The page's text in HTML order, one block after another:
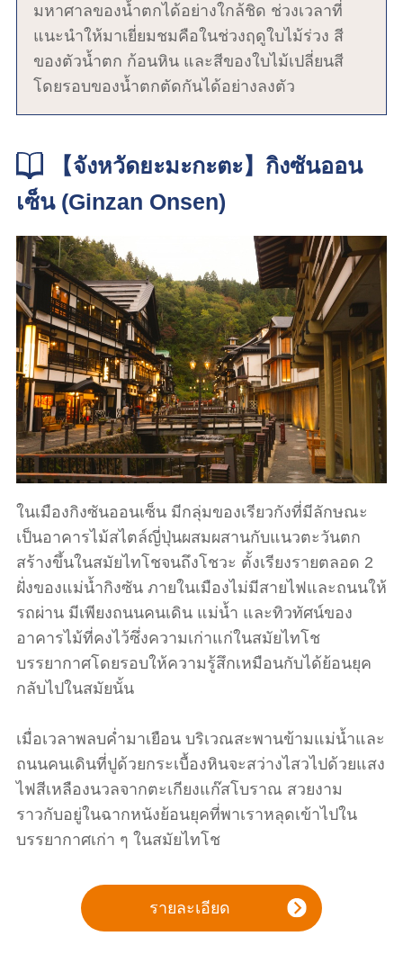
มหาศาลของน้ำตกได้อย่างใกล้ชิด ช่วงเวลาที่
แนะนำให้มาเยี่ยมชมคือในช่วงฤดูใบไม้ร่วง สี
ของตัวน้ำตก ก้อนหิน และสีของใบไม้เปลี่ยนสี
โดยรอบของน้ำตกตัดกันได้อย่างลงตัว
【จังหวัดยะมะกะตะ】กิงซันออน
เซ็น (Ginzan Onsen)
ในเมืองกิงซันออนเซ็น มีกลุ่มของเรียวกังที่มีลักษณะ
เป็นอาคารไม้สไตล์ญี่ปุ่นผสมผสานกับแนวตะวันตก
สร้างขึ้นในสมัยไทโชจนถึงโชวะ ตั้งเรียงรายตลอด 2
ฝั่งของแม่น้ำกิงซัน ภายในเมืองไม่มีสายไฟและถนนให้
รถผ่าน มีเพียงถนนคนเดิน แม่น้ำ และทิวทัศน์ของ
อาคารไม้ที่คงไว้ซึ่งความเก่าแก่ในสมัยไทโช
บรรยากาศโดยรอบให้ความรู้สึกเหมือนกับได้ย้อนยุค
กลับไปในสมัยนั้น
เมื่อเวลาพลบค่ำมาเยือน บริเวณสะพานข้ามแม่น้ำและ
ถนนคนเดินที่ปูด้วยกระเบื้องหินจะสว่างไสวไปด้วยแสง
ไฟสีเหลืองนวลจากตะเกียงแก๊สโบราณ สวยงาม
ราวกับอยู่ในฉากหนังย้อนยุคที่พาเราหลุดเข้าไปใน
บรรยากาศเก่า ๆ ในสมัยไทโช
รายละเอียด